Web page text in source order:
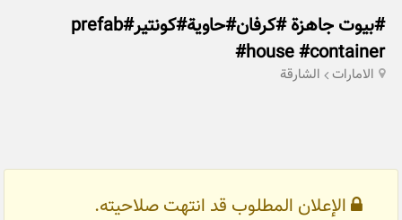
#بيوت جاهزة #كرفان#حاوية#كونتير#prefab
#house #container
الامارات الشارقة
الإعلان المطلوب قد انتهت صلاحيته.